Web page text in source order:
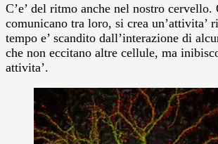
C’e’ del ritmo anche nel nostro cervello.
comunicano tra loro, si crea un’attivita’
tempo e’ scandito dall’interazione di
che non eccitano altre cellule, ma
attivita’.